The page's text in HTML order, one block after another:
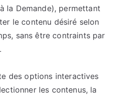
la Demande), permettant
le contenu désiré selon
sans être contraints par
des options interactives
les contenus, la